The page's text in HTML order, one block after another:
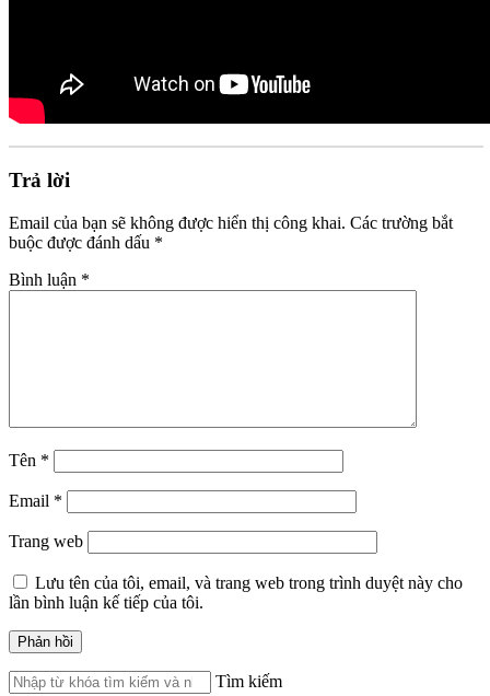
Trả lời
Email của bạn sẽ không được hiển thị công khai. Các trường bắt
buộc được đánh dấu *
Bình luận *
Tên *
Email *
Trang web
Lưu tên của tôi, email, và trang web trong trình duyệt này cho
lần bình luận kế tiếp của tôi.
Tìm kiếm